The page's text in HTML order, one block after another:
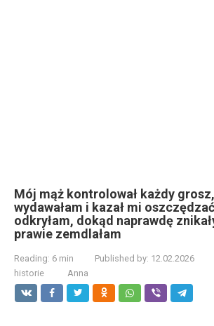
Mój mąż kontrolował każdy
wydawałam i kazał mi
odkryłam, dokąd naprawdę
prawie zemdlałam
Reading: 6 min Published by: 12.02.2026
historie
Anna